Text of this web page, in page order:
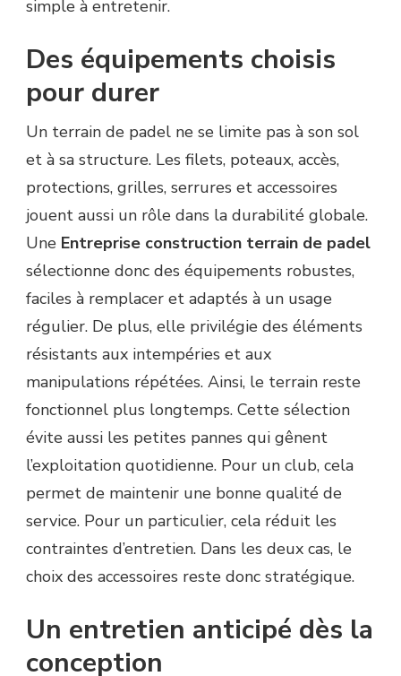
simple à entretenir.
Des équipements choisis
pour durer
Un terrain de padel ne se limite pas à son sol
et à sa structure. Les filets, poteaux, accès,
protections, grilles, serrures et accessoires
jouent aussi un rôle dans la durabilité globale.
Une Entreprise construction terrain de padel
sélectionne donc des équipements robustes,
faciles à remplacer et adaptés à un usage
régulier. De plus, elle privilégie des éléments
résistants aux intempéries et aux
manipulations répétées. Ainsi, le terrain reste
fonctionnel plus longtemps. Cette sélection
évite aussi les petites pannes qui gênent
l’exploitation quotidienne. Pour un club, cela
permet de maintenir une bonne qualité de
service. Pour un particulier, cela réduit les
contraintes d’entretien. Dans les deux cas, le
choix des accessoires reste donc stratégique.
Un entretien anticipé dès la
conception